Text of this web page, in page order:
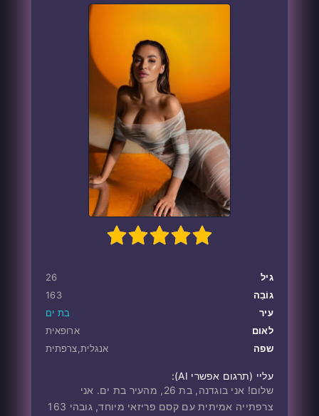
3 4 5
גיל
26
גוֹבַה
163
עיר
בת ים
לאום
ארופאית
שפה
אנגלית,צרפתית
עליי ‎(תרגום אפשרי AI):
שלום! אני בוגדנה, בת 26, מהעיר בת ים. אני
צרפתייה אמיתית עם קסם פריזאי מיוחד, גובהי 163